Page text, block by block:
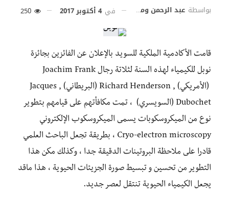
بواسطة عبد الرحمن وماسي في 4 أكتوبر 2017
قامت الأكادمية الملكية للسويد بالإعلان عن الفائزين بجائزة
نوبل للكيمياء لهذه السنة لثلاتة رجال Joachim Frank
(الأمريكي) , Richard Henderson (البريطاني) , Jacques
Dubochet (السويسري) ، تمت مكافأتهم على قيامهم بتطوير
نوع من الميكروسكوبات يسمى الميكروسكوب الإلكتروني
Cryo-electron microscopy ، بطريقة تجعل الباحث العلمي
قادرا على ملاحظة البروتينات الدقيقة جدا ، وكذلك مكن هذا
التطوير من تحسين و تبسيط صورة الجزيئات الحيوية ، هذا ماقد
يجعل الكيمياء الحيوية تنتقل لعصر جديد.